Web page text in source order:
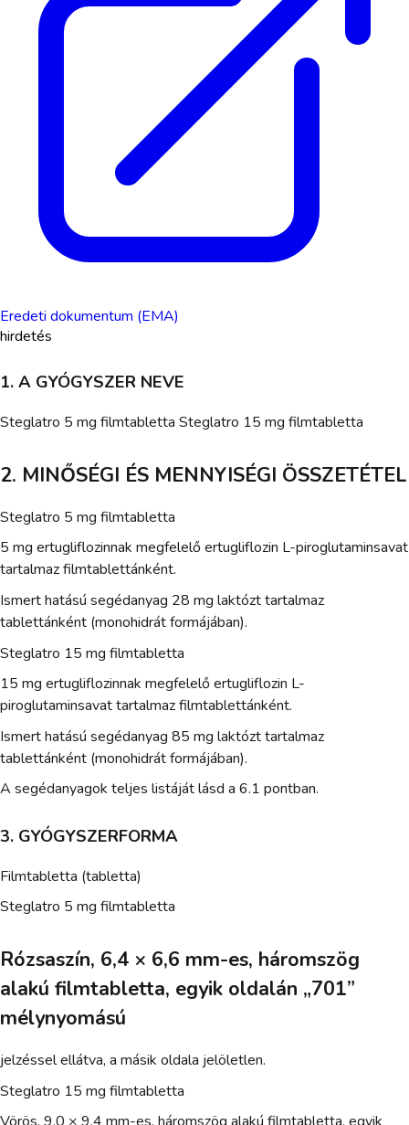
Eredeti dokumentum (EMA)
hirdetés
1. A GYÓGYSZER NEVE
Steglatro 5 mg filmtabletta Steglatro 15 mg filmtabletta
2. MINŐSÉGI ÉS MENNYISÉGI ÖSSZETÉTEL
Steglatro 5 mg filmtabletta
5 mg ertugliflozinnak megfelelő ertugliflozin L-piroglutaminsavat
tartalmaz filmtablettánként.
Ismert hatású segédanyag 28 mg laktózt tartalmaz
tablettánként (monohidrát formájában).
Steglatro 15 mg filmtabletta
15 mg ertugliflozinnak megfelelő ertugliflozin L-
piroglutaminsavat tartalmaz filmtablettánként.
Ismert hatású segédanyag 85 mg laktózt tartalmaz
tablettánként (monohidrát formájában).
A segédanyagok teljes listáját lásd a 6.1 pontban.
3. GYÓGYSZERFORMA
Filmtabletta (tabletta)
Steglatro 5 mg filmtabletta
Rózsaszín, 6,4 × 6,6 mm-es, háromszög
alakú filmtabletta, egyik oldalán „701”
mélynyomású
jelzéssel ellátva, a másik oldala jelöletlen.
Steglatro 15 mg filmtabletta